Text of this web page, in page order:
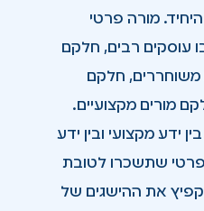
מורה פרטי
עוסקים רבים, חלקם
משוחררים, חלקם
מורים מקצועיים.
ידע מקצועי ובין ידע
שתשכרו לטובת
את ההישגים של